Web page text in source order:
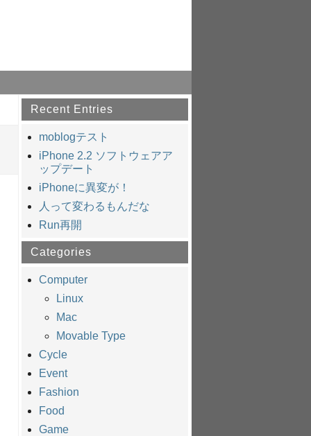
Recent Entries
moblogテスト
iPhone 2.2 ソフトウェアア
ップデート
iPhoneに異変が！
人って変わるもんだな
Run再開
Categories
Computer
Linux
Mac
Movable Type
Cycle
Event
Fashion
Food
Game